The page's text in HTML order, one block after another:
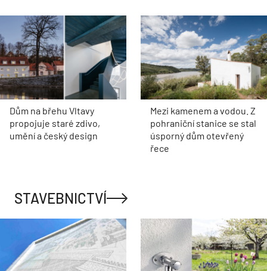
Dům na břehu Vltavy
propojuje staré zdivo,
umění a český design
Mezi kamenem a vodou. Z
pohraniční stanice se stal
úsporný dům otevřený
řece
STAVEBNICTVÍ